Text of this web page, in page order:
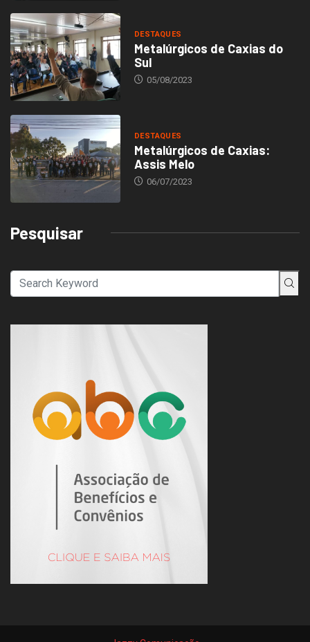
DESTAQUES
Metalúrgicos de Caxias do
Sul
05/08/2023
DESTAQUES
Metalúrgicos de Caxias:
Assis Melo
06/07/2023
Pesquisar